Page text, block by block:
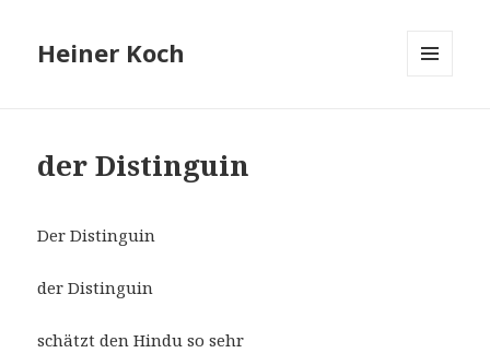
Heiner Koch
der Distinguin
Der Distinguin
der Distinguin
schätzt den Hindu so sehr